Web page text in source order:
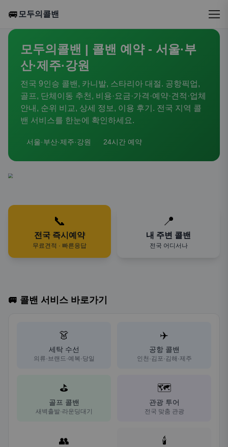
🚐 모두의콜밴
모두의콜밴 | 콜밴 예약 - 서울·부
산·제주·강원
전국 9인승 콜밴, 카니발, 스타리아 대절. 공항픽업,
골프, 단체이동 추천, 비용·요금·가격·예약·견적·업체
안내, 순위 비교, 상세 정보, 이용 후기. 전국 지역 콜
밴 서비스를 한눈에 확인하세요.
서울·부산·제주·강원 24시간 예약
📞
전국 즉시예약
무료견적 · 빠른응답
📍
내 주변 콜밴
전국 어디서나
🚐 콜밴 서비스 바로가기
👗
세탁 수선
의류·브랜드·예복·당일
✈️
공항 콜밴
인천·김포·김해·제주
⛳
골프 콜밴
새벽출발·라운딩대기
🗺️
관광 투어
전국 맞춤 관광
👥 🕯️